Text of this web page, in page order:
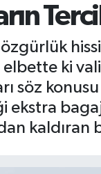
ki
söz
ekstra